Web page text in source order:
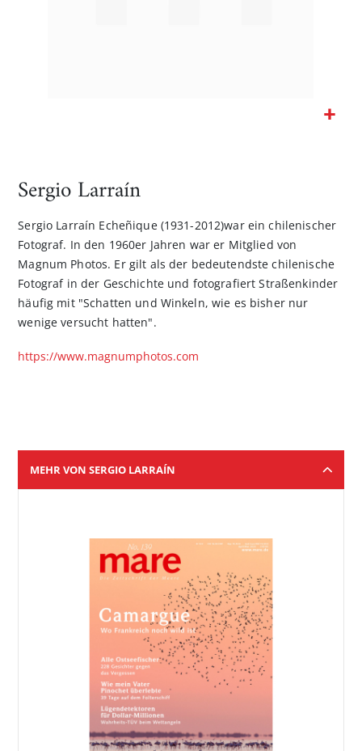
Bildgalerie
Sergio Larraín
Sergio Larraín Echeñique (1931-2012)war ein chilenischer
Fotograf. In den 1960er Jahren war er Mitglied von
Magnum Photos. Er gilt als der bedeutendste chilenische
Fotograf in der Geschichte und fotografiert Straßenkinder
häufig mit "Schatten und Winkeln, wie es bisher nur
wenige versucht hatten".
https://www.magnumphotos.com
MEHR VON SERGIO LARRAÍN